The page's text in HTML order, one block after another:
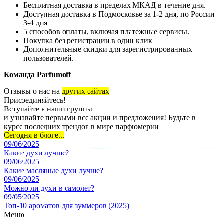
Бесплатная доставка в пределах МКАД в течение дня.
Доступная доставка в Подмосковье за 1-2 дня, по России
3-4 дня
5 способов оплаты, включая платежные сервисы.
Покупка без регистрации в один клик.
Дополнительные скидки для зарегистрированных
пользователей.
Команда Parfumoff
Отзывы о нас на других сайтах
Присоединяйтесь!
Вступайте в наши группы
и узнавайте первыми все акции и предложения! Будьте в
курсе последних трендов в мире парфюмерии
Сегодня в блоге...
09/06/2025
Какие духи лучше?
09/06/2025
Какие масляные духи лучше?
09/06/2025
Можно ли духи в самолет?
09/05/2025
Топ-10 ароматов для зуммеров (2025)
Меню